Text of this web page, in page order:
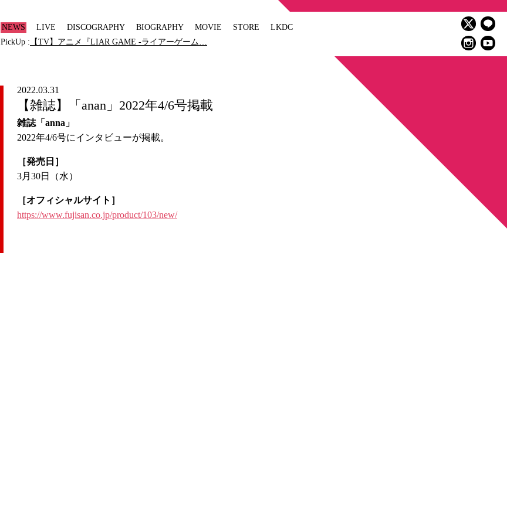
NEWS LIVE DISCOGRAPHY BIOGRAPHY MOVIE STORE
LKDC
PickUp : 【TV】アニメ『LIAR GAME -ライアーゲーム…
2022.03.31
【雑誌】「anan」2022年4/6号掲載
雑誌「anna」
2022年4/6号にインタビューが掲載。
［発売日］
3月30日（水）
［オフィシャルサイト］
https://www.fujisan.co.jp/product/103/new/